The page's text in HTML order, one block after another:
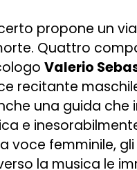
propone un
Quattro
Valerio
recitante
una guida che
e
voce femminile,
la musica le